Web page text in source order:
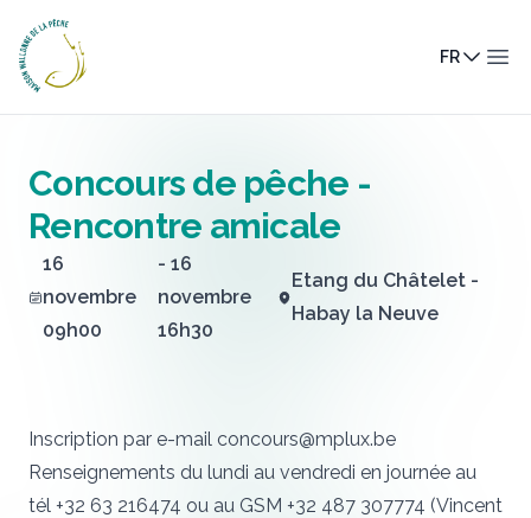
Maison Wallonne de la Pêche
FR
Concours de pêche -
Rencontre amicale
16
novembre
09h00
- 16
novembre
16h30
Etang du Châtelet -
Habay la Neuve
Inscription par e-mail concours@mplux.be
Renseignements du lundi au vendredi en journée au
tél +32 63 216474 ou au GSM +32 487 307774 (Vincent